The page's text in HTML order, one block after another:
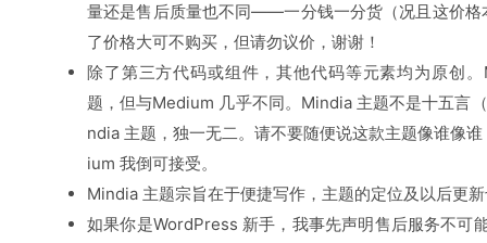
量还是售后质量也不同——一分钱一分货（况且这价格
了价格大可不购买，但请勿议价，谢谢！
除了第三方代码或组件，其他代码等元素均为原创
题，但与Medium 几乎不同。Mindia 主题不是十五言（
ndia 主题，独一无二。请不要随便说这款主题像谁像
ium 我倒可接受。
Mindia 主题宗旨在于便捷写作，主题的定位及以后更
如果你是WordPress 新手，我事先声明售后服务不可